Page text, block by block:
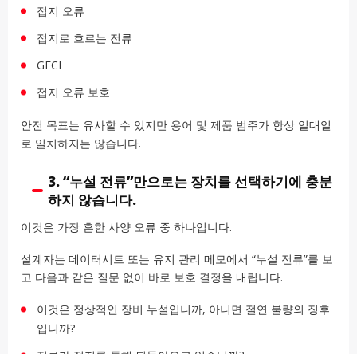
접지 오류
접지로 흐르는 전류
GFCI
접지 오류 보호
안전 목표는 유사할 수 있지만 용어 및 제품 범주가 항상 일대일
로 일치하지는 않습니다.
3. “누설 전류”만으로는 장치를 선택하기에 충분
하지 않습니다.
이것은 가장 흔한 사양 오류 중 하나입니다.
설계자는 데이터시트 또는 유지 관리 메모에서 “누설 전류”를 보
고 다음과 같은 질문 없이 바로 보호 결정을 내립니다.
이것은 정상적인 장비 누설입니까, 아니면 절연 불량의 징후
입니까?